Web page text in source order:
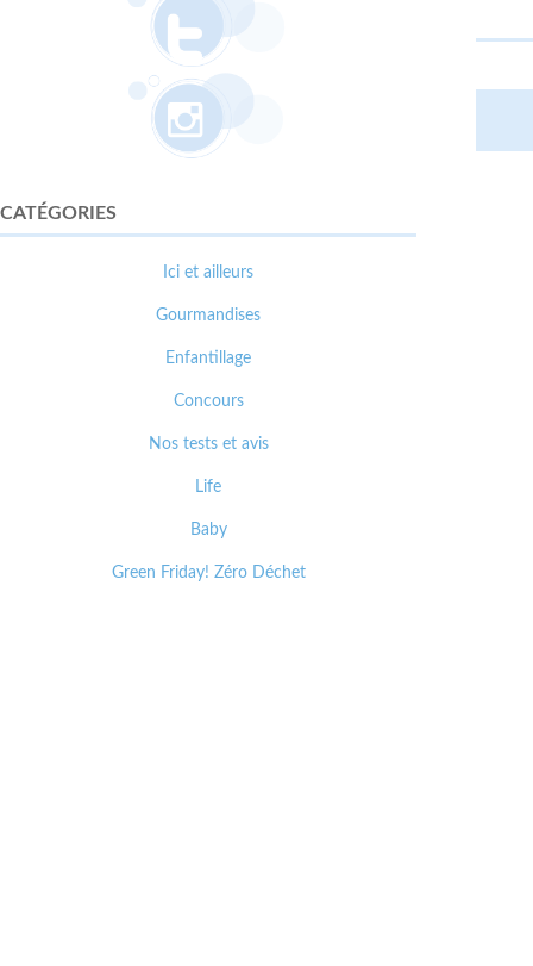
CATÉGORIES
Ici et ailleurs
Gourmandises
Enfantillage
Concours
Nos tests et avis
Life
Baby
Green Friday! Zéro Déchet